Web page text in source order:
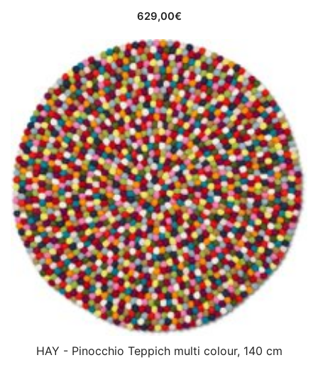
629,00€
HAY - Pinocchio Teppich multi colour, 140 cm